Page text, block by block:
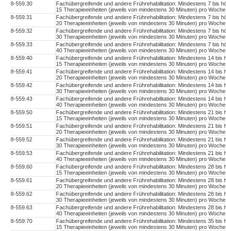
8-559.30
Fachübergreifende und andere Frührehabilitation: Mindestens 7 bis
15 Therapieeinheiten (jeweils von mindestens 30 Minuten) pro Woche
8-559.31
Fachübergreifende und andere Frührehabilitation: Mindestens 7 bis
20 Therapieeinheiten (jeweils von mindestens 30 Minuten) pro Woche
8-559.32
Fachübergreifende und andere Frührehabilitation: Mindestens 7 bis
30 Therapieeinheiten (jeweils von mindestens 30 Minuten) pro Woche
8-559.33
Fachübergreifende und andere Frührehabilitation: Mindestens 7 bis
40 Therapieeinheiten (jeweils von mindestens 30 Minuten) pro Woche
8-559.40
Fachübergreifende und andere Frührehabilitation: Mindestens 14
15 Therapieeinheiten (jeweils von mindestens 30 Minuten) pro Woche
8-559.41
Fachübergreifende und andere Frührehabilitation: Mindestens 14
20 Therapieeinheiten (jeweils von mindestens 30 Minuten) pro Woche
8-559.42
Fachübergreifende und andere Frührehabilitation: Mindestens 14
30 Therapieeinheiten (jeweils von mindestens 30 Minuten) pro Woche
8-559.43
Fachübergreifende und andere Frührehabilitation: Mindestens 14
40 Therapieeinheiten (jeweils von mindestens 30 Minuten) pro Woche
8-559.50
Fachübergreifende und andere Frührehabilitation: Mindestens 21
15 Therapieeinheiten (jeweils von mindestens 30 Minuten) pro Woche
8-559.51
Fachübergreifende und andere Frührehabilitation: Mindestens 21
20 Therapieeinheiten (jeweils von mindestens 30 Minuten) pro Woche
8-559.52
Fachübergreifende und andere Frührehabilitation: Mindestens 21
30 Therapieeinheiten (jeweils von mindestens 30 Minuten) pro Woche
8-559.53
Fachübergreifende und andere Frührehabilitation: Mindestens 21
40 Therapieeinheiten (jeweils von mindestens 30 Minuten) pro Woche
8-559.60
Fachübergreifende und andere Frührehabilitation: Mindestens 28
15 Therapieeinheiten (jeweils von mindestens 30 Minuten) pro Woche
8-559.61
Fachübergreifende und andere Frührehabilitation: Mindestens 28
20 Therapieeinheiten (jeweils von mindestens 30 Minuten) pro Woche
8-559.62
Fachübergreifende und andere Frührehabilitation: Mindestens 28
30 Therapieeinheiten (jeweils von mindestens 30 Minuten) pro Woche
8-559.63
Fachübergreifende und andere Frührehabilitation: Mindestens 28
40 Therapieeinheiten (jeweils von mindestens 30 Minuten) pro Woche
8-559.70
Fachübergreifende und andere Frührehabilitation: Mindestens 35
15 Therapieeinheiten (jeweils von mindestens 30 Minuten) pro Woche